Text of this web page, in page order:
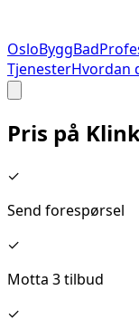
OsloByggBad
TjenesterHvordan
Pris på
✓
Send forespørsel
✓
Motta 3 tilbud
✓